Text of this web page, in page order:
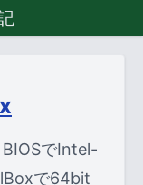
でIntel-
で64bit